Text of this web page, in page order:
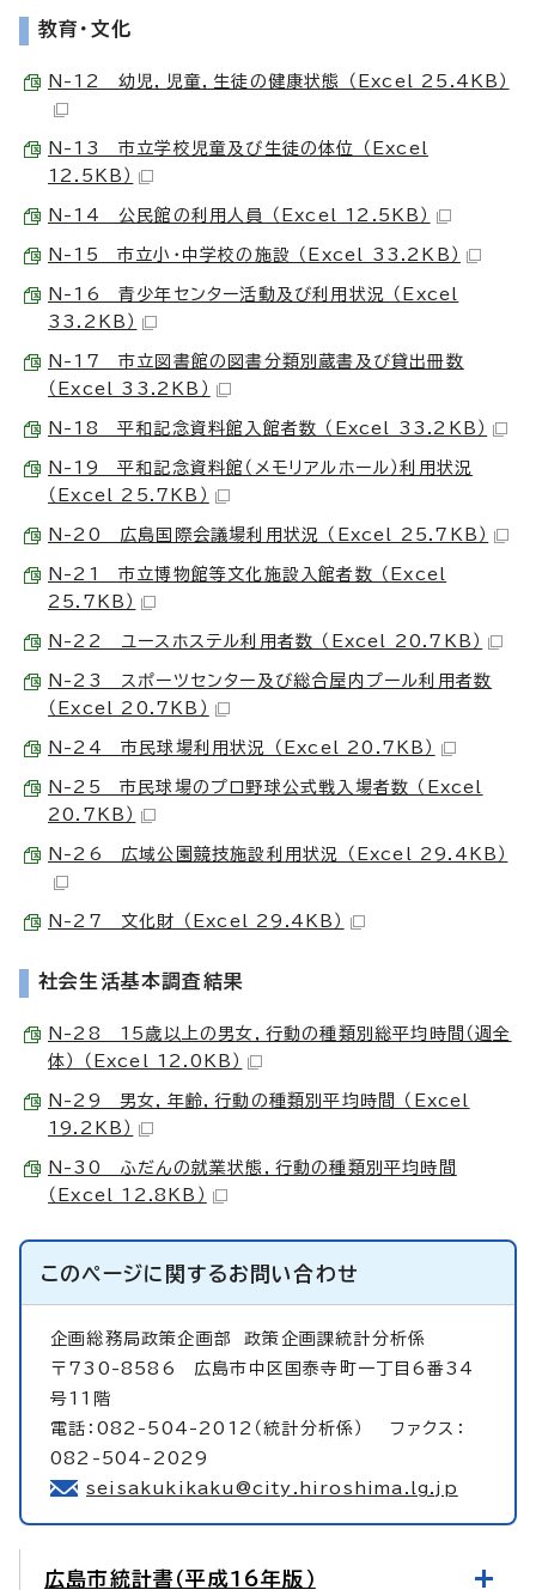
教育・文化
N-12 幼児，児童，生徒の健康状態 （Excel 25.4KB）
N-13 市立学校児童及び生徒の体位 （Excel
12.5KB）
N-14 公民館の利用人員 （Excel 12.5KB）
N-15 市立小・中学校の施設 （Excel 33.2KB）
N-16 青少年センター活動及び利用状況 （Excel
33.2KB）
N-17 市立図書館の図書分類別蔵書及び貸出冊数
（Excel 33.2KB）
N-18 平和記念資料館入館者数 （Excel 33.2KB）
N-19 平和記念資料館（メモリアルホール）利用状況
（Excel 25.7KB）
N-20 広島国際会議場利用状況 （Excel 25.7KB）
N-21 市立博物館等文化施設入館者数 （Excel
25.7KB）
N-22 ユースホステル利用者数 （Excel 20.7KB）
N-23 スポーツセンター及び総合屋内プール利用者数
（Excel 20.7KB）
N-24 市民球場利用状況 （Excel 20.7KB）
N-25 市民球場のプロ野球公式戦入場者数 （Excel
20.7KB）
N-26 広域公園競技施設利用状況 （Excel 29.4KB）
N-27 文化財 （Excel 29.4KB）
社会生活基本調査結果
N-28 15歳以上の男女，行動の種類別総平均時間（週全
体） （Excel 12.0KB）
N-29 男女，年齢，行動の種類別平均時間 （Excel
19.2KB）
N-30 ふだんの就業状態，行動の種類別平均時間
（Excel 12.8KB）
このページに関するお問い合わせ
企画総務局政策企画部政策企画課統計分析係
〒730-8586 広島市中区国泰寺町一丁目6番34
号11階
電話：082-504-2012（統計分析係） ファクス：
082-504-2029
seisakukikaku@city.hiroshima.lg.jp
広島市統計書（平成16年版）